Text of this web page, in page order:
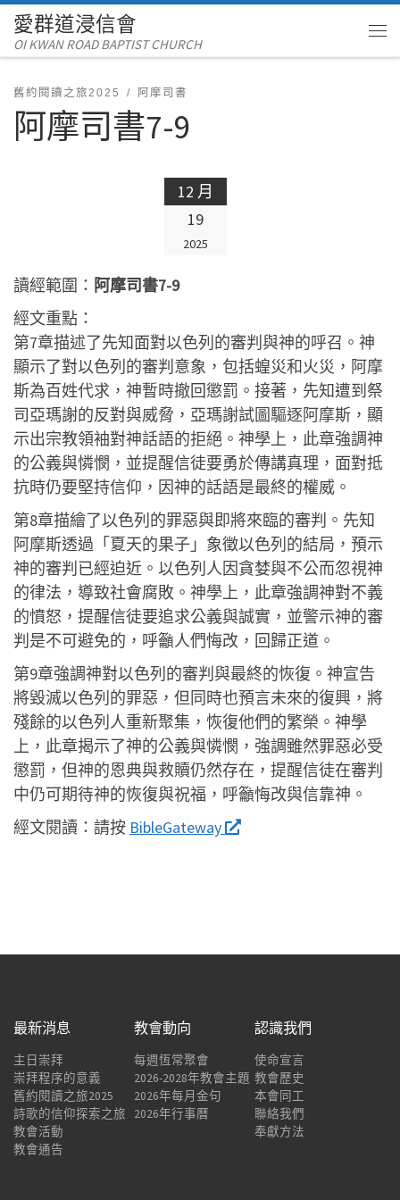
Skip to content
愛群道浸信會
OI KWAN ROAD BAPTIST CHURCH
舊約閱讀之旅2025 阿摩司書
阿摩司書7-9
12 月
19
2025
讀經範圍： 阿摩司書7-9
經文重點：
第7章描述了先知面對以色列的審判與神的呼召。神
顯示了對以色列的審判意象，包括蝗災和火災，阿摩
斯為百姓代求，神暫時撤回懲罰。接著，先知遭到祭
司亞瑪謝的反對與威脅，亞瑪謝試圖驅逐阿摩斯，顯
示出宗教領袖對神話語的拒絕。神學上，此章強調神
的公義與憐憫，並提醒信徒要勇於傳講真理，面對抵
抗時仍要堅持信仰，因神的話語是最終的權威。
第8章描繪了以色列的罪惡與即將來臨的審判。先知
阿摩斯透過「夏天的果子」象徵以色列的結局，預示
神的審判已經迫近。以色列人因貪婪與不公而忽視神
的律法，導致社會腐敗。神學上，此章強調神對不義
的憤怒，提醒信徒要追求公義與誠實，並警示神的審
判是不可避免的，呼籲人們悔改，回歸正道。
第9章強調神對以色列的審判與最終的恢復。神宣告
將毀滅以色列的罪惡，但同時也預言未來的復興，將
殘餘的以色列人重新聚集，恢復他們的繁榮。神學
上，此章揭示了神的公義與憐憫，強調雖然罪惡必受
懲罰，但神的恩典與救贖仍然存在，提醒信徒在審判
中仍可期待神的恢復與祝福，呼籲悔改與信靠神。
經文閱讀： 請按 BibleGateway
最新消息
主日崇拜
崇拜程序的意義
舊約閱讀之旅2025
詩歌的信仰探索之旅
教會活動
教會通告
教會動向
每週恆常聚會
2026-2028年教會主題
2026年每月金句
2026年行事曆
認識我們
使命宣言
教會歷史
本會同工
聯絡我們
奉獻方法